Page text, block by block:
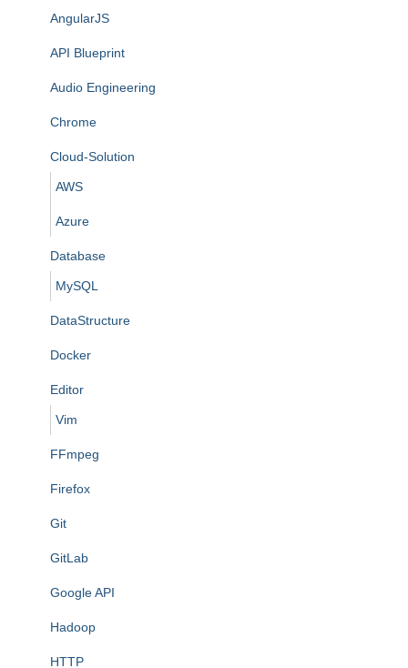
AngularJS
API Blueprint
Audio Engineering
Chrome
Cloud-Solution
AWS
Azure
Database
MySQL
DataStructure
Docker
Editor
Vim
FFmpeg
Firefox
Git
GitLab
Google API
Hadoop
HTTP